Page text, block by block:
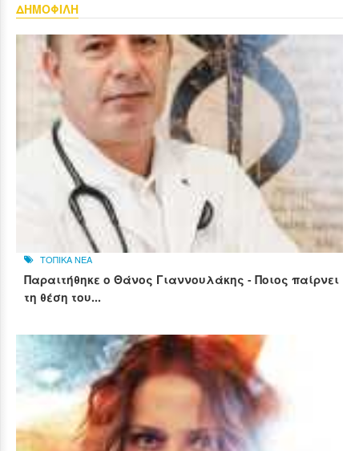
ΔΗΜΟΦΙΛΗ
ΤΟΠΙΚΑ ΝΕΑ
Παραιτήθηκε ο Θάνος Γιαννουλάκης - Ποιος παίρνει
τη θέση του...